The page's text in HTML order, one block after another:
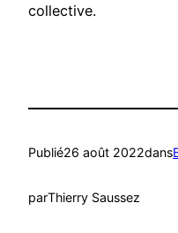
collective.
Publié26 août 2022dans
parThierry Saussez